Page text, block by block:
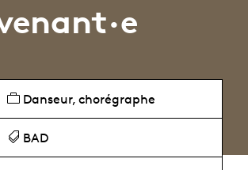
Danseur, chorégraphe
BAD